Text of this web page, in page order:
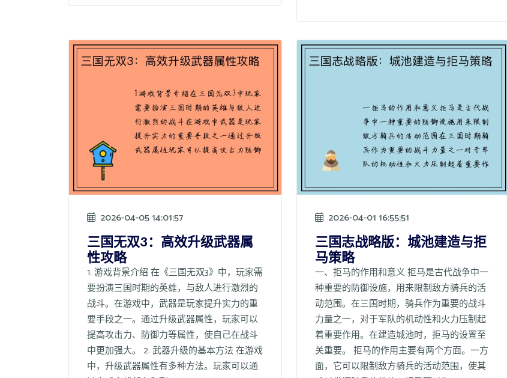
2026-04-05 14:01:57
三国无双3：高效升级武器属
性攻略
1. 游戏背景介绍 在《三国无双3》中，玩家需
要扮演三国时期的英雄，与敌人进行激烈的
战斗。在游戏中，武器是玩家提升实力的重
要手段之一。通过升级武器属性，玩家可以
提高攻击力、防御力等属性，使自己在战斗
中更加强大。 2. 武器升级的基本方法 在游戏
中，升级武器属性有多种方法。玩家可以通
2026-04-01 16:55:51
三国志战略版：城池建造与拒
马策略
一、拒马的作用和意义 拒马是古代战争中一
种重要的防御设施，用来限制敌方骑兵的活
动范围。在三国时期，骑兵作为重要的战斗
力量之一，对于军队的机动性和火力压制起
着重要作用。在建造城池时，拒马的设置至
关重要。 拒马的作用主要有两个方面。一方
面，它可以限制敌方骑兵的活动范围，使其